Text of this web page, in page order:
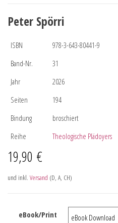
Peter Spörri
ISBN
978-3-643-80441-9
Band-Nr.
31
Jahr
2026
Seiten
194
Bindung
broschiert
Reihe
Theologische Plädoyers
19,90 €
und inkl. Versand (D, A, CH)
eBook/Print